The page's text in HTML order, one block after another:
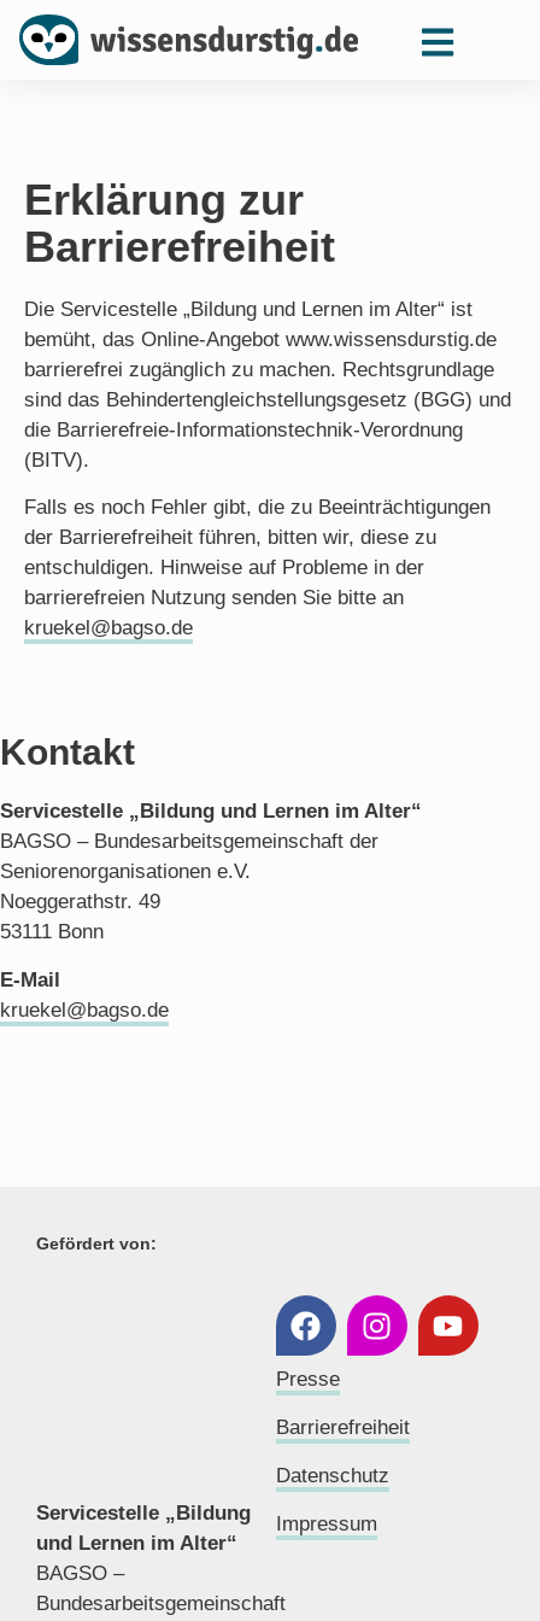
Erklärung zur
Barrierefreiheit
Die Servicestelle „Bildung und Lernen im Alter“ ist
bemüht, das Online-Angebot www.wissensdurstig.de
barrierefrei zugänglich zu machen. Rechtsgrundlage
sind das Behindertengleichstellungsgesetz (BGG) und
die Barrierefreie-Informationstechnik-Verordnung
(BITV).
Falls es noch Fehler gibt, die zu Beeinträchtigungen
der Barrierefreiheit führen, bitten wir, diese zu
entschuldigen. Hinweise auf Probleme in der
barrierefreien Nutzung senden Sie bitte an
kruekel@bagso.de
Kontakt
Servicestelle „Bildung und Lernen im Alter“
BAGSO – Bundesarbeitsgemeinschaft der
Seniorenorganisationen e.V.
Noeggerathstr. 49
53111 Bonn
E-Mail
kruekel@bagso.de
Gefördert von:
Servicestelle „Bildung
und Lernen im Alter“
BAGSO –
Bundesarbeitsgemeinschaft
Presse
Barrierefreiheit
Datenschutz
Impressum